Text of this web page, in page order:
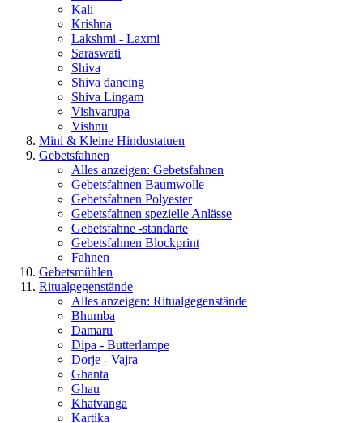
Kali
Krishna
Lakshmi - Laxmi
Saraswati
Shiva
Shiva dancing
Shiva Lingam
Vishvarupa
Vishnu
Mini & Kleine Hindustatuen
Gebetsfahnen
Alles anzeigen: Gebetsfahnen
Gebetsfahnen Baumwolle
Gebetsfahnen Polyester
Gebetsfahnen spezielle Anlässe
Gebetsfahne -standarte
Gebetsfahnen Blockprint
Fahnen
Gebetsmühlen
Ritualgegenstände
Alles anzeigen: Ritualgegenstände
Bhumba
Damaru
Dipa - Butterlampe
Dorje - Vajra
Ghanta
Ghau
Khatvanga
Kartika